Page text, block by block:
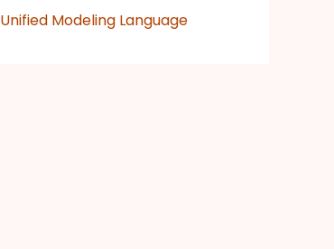
Unified Modeling Language